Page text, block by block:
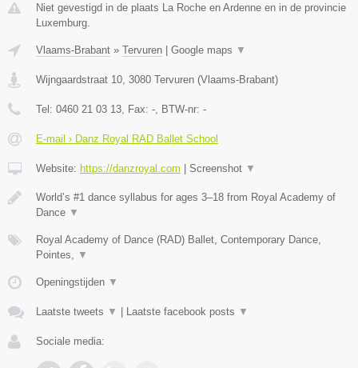
Niet gevestigd in de plaats La Roche en Ardenne en in de provincie
Luxemburg.
Vlaams-Brabant » Tervuren | Google maps ▼
Wijngaardstraat 10 3080 Tervuren (Vlaams-Brabant)
Tel: 0460 21 03 13 , Fax: - , BTW-nr: -
E-mail › Danz Royal RAD Ballet School
Website: https://danzroyal.com | Screenshot ▼
World’s #1 dance syllabus for ages 3–18 from Royal Academy of
Dance ▼
Royal Academy of Dance (RAD) Ballet, Contemporary Dance,
Pointes,
▼
Openingstijden ▼
Laatste tweets ▼ | Laatste facebook posts ▼
Sociale media: